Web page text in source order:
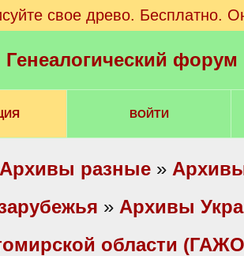
свое древо. Бесплатно.
Генеалогический
ВОЙТИ
Архивы разные »
» Архивы
области